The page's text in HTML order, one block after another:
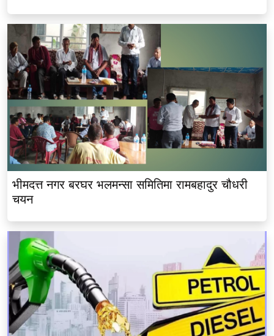
भीमदत्त नगर बरघर भलमन्सा समितिमा रामबहादुर चौधरी
चयन